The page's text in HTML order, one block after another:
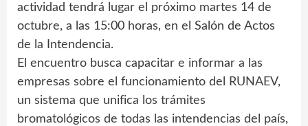
actividad tendrá lugar el próximo martes 14 de
octubre, a las 15:00 horas, en el Salón de Actos
de la Intendencia.
El encuentro busca capacitar e informar a las
empresas sobre el funcionamiento del RUNAEV,
un sistema que unifica los trámites
bromatológicos de todas las intendencias del país,